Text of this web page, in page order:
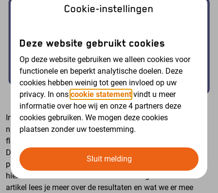
In Nederland zijn we volop bezig over te gaan naar een
nieuw pensioenstelsel. Ons fonds gaat over naar een
flexibele premieregeling, naar verwachting op 1 juli 2027.
Daarvoor willen we weten hoe onze deelnemers en
pensioengerechtigden aankijken tegen risico. Wij hebben
hier voor de tweede keer onderzoek naar gedaan. In dit
artikel lees je meer over de resultaten en wat we er mee
Cookie-instellingen
Deze website gebruikt cookies
Op deze website gebruiken we alleen cookies voor
functionele en beperkt analytische doelen. Deze
cookies hebben weinig tot geen invloed op uw
privacy. In onscookie statement vindt u meer
informatie over hoe wij en onze 4 partners deze
cookies gebruiken. We mogen deze cookies
plaatsen zonder uw toestemming.
Sluit melding